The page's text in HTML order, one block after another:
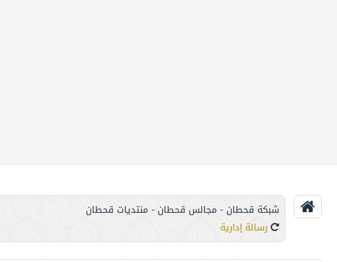
شبكة قحطان - مجالس قحطان - منتديات قحطان
رسالة إدارية